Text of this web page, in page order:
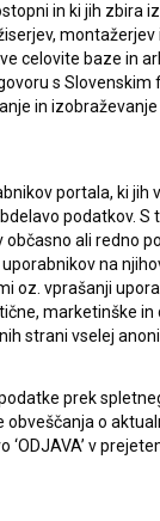
in
in ki jih zbira
celovite baze in
s
in
portala, ki
podatkov.
ali redno
na
oz. vprašanji
marketinške
strani vselej
prek
o
v